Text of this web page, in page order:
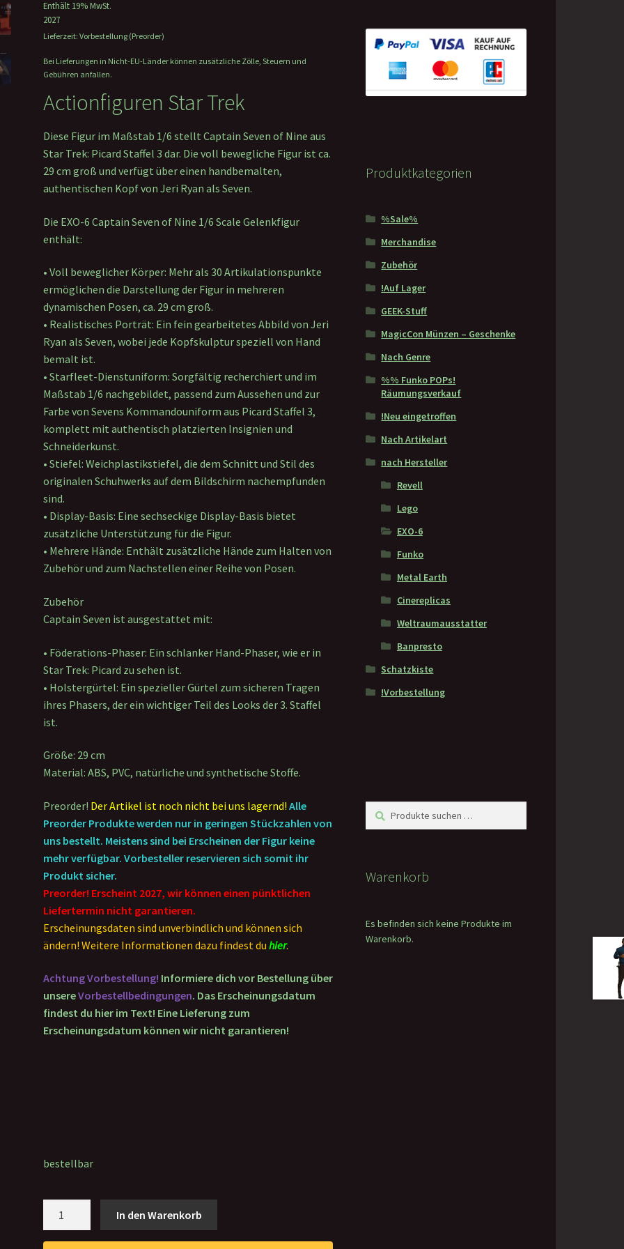
Enthält 19% MwSt.
2027
Lieferzeit: Vorbestellung (Preorder)
Bei Lieferungen in Nicht-EU-Länder können zusätzliche Zölle, Steuern und
Gebühren anfallen.
Actionfiguren Star Trek
Diese Figur im Maßstab 1/6 stellt Captain Seven of Nine aus
Star Trek: Picard Staffel 3 dar. Die voll bewegliche Figur ist ca.
29 cm groß und verfügt über einen handbemalten,
authentischen Kopf von Jeri Ryan als Seven.
Die EXO-6 Captain Seven of Nine 1/6 Scale Gelenkfigur
enthält:
• Voll beweglicher Körper: Mehr als 30 Artikulationspunkte
ermöglichen die Darstellung der Figur in mehreren
dynamischen Posen, ca. 29 cm groß.
• Realistisches Porträt: Ein fein gearbeitetes Abbild von Jeri
Ryan als Seven, wobei jede Kopfskulptur speziell von Hand
bemalt ist.
• Starfleet-Dienstuniform: Sorgfältig recherchiert und im
Maßstab 1/6 nachgebildet, passend zum Aussehen und zur
Farbe von Sevens Kommandouniform aus Picard Staffel 3,
komplett mit authentisch platzierten Insignien und
Schneiderkunst.
• Stiefel: Weichplastikstiefel, die dem Schnitt und Stil des
originalen Schuhwerks auf dem Bildschirm nachempfunden
sind.
• Display-Basis: Eine sechseckige Display-Basis bietet
zusätzliche Unterstützung für die Figur.
• Mehrere Hände: Enthält zusätzliche Hände zum Halten von
Zubehör und zum Nachstellen einer Reihe von Posen.
Zubehör
Captain Seven ist ausgestattet mit:
• Föderations-Phaser: Ein schlanker Hand-Phaser, wie er in
Star Trek: Picard zu sehen ist.
• Holstergürtel: Ein spezieller Gürtel zum sicheren Tragen
ihres Phasers, der ein wichtiger Teil des Looks der 3. Staffel
ist.
Größe: 29 cm
Material: ABS, PVC, natürliche und synthetische Stoffe.
Preorder! Der Artikel ist noch nicht bei uns lagernd!Alle
Preorder Produkte werden nur in geringen Stückzahlen von
uns bestellt. Meistens sind bei Erscheinen der Figur keine
mehr verfügbar. Vorbesteller reservieren sich somit ihr
Produkt sicher.
Preorder! Erscheint 2027, wir können einen pünktlichen
Liefertermin nicht garantieren.
Erscheinungsdaten sind unverbindlich und können sich
ändern! Weitere Informationen dazu findest duhier.
Achtung Vorbestellung! Informiere dich vor Bestellung über
unsereVorbestellbedingungen. Das Erscheinungsdatum
findest du hier im Text! Eine Lieferung zum
Erscheinungsdatum können wir nicht garantieren!
bestellbar
Trek:
In den Warenkorb
Produktkategorien
%Sale%
Merchandise
Zubehör
!Auf Lager
GEEK-Stuff
MagicCon Münzen – Geschenke
Nach Genre
%% Funko POPs!
Räumungsverkauf
!Neu eingetroffen
Nach Artikelart
nach Hersteller
Revell
Lego
EXO-6
Funko
Metal Earth
Cinereplicas
Weltraumausstatter
Banpresto
Schatzkiste
!Vorbestellung
Suchen
nach:
Suchen
Warenkorb
Es befinden sich keine Produkte im
Warenkorb.